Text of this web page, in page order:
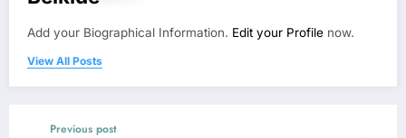
Add your Biographical Information. Edit your Profile now.
View All Posts
Previous post